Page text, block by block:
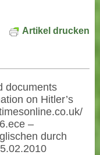
Artikel drucken
documents
on Hitler’s
–
durch